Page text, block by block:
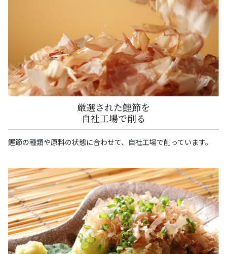
厳選された鰹節を
自社工場で削る
鰹節の種類や原料の状態に合わせて、自社工場で削っています。